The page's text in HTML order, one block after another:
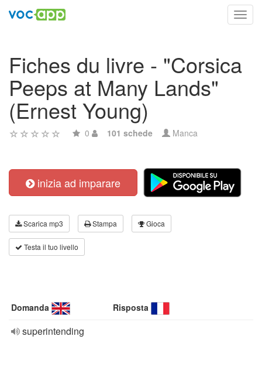
Fiches du livre - "Corsica
Peeps at Many Lands"
(Ernest Young)
0 101 schede Manca
inizia ad imparare
Scarica mp3 Stampa Gioca
Testa il tuo livello
Domanda Risposta
superintending